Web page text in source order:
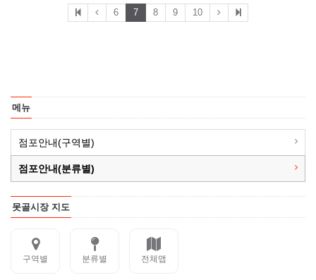
6 7 8 9 10
메뉴
점포안내(구역별)
점포안내(분류별)
못골시장 지도
구역별 분류별 전체맵